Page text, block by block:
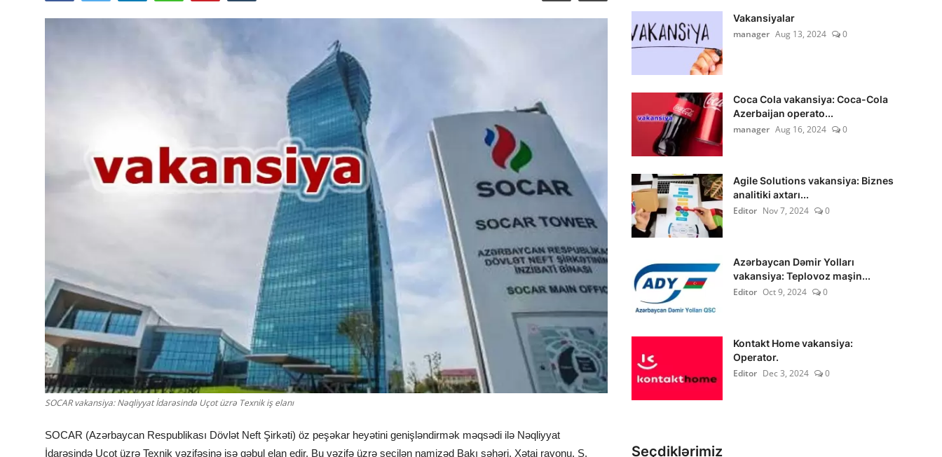
SOCAR vakansiya: Nəqliyyat İdarəsində Uçot üzrə Texnik iş elanı
SOCAR (Azərbaycan Respublikası Dövlət Neft Şirkəti) öz peşəkar heyətini genişləndirmək məqsədi ilə Nəqliyyat
İdarəsində Uçot üzrə Texnik vəzifəsinə işə qəbul elan edir. Bu vəzifə üzrə seçilən namizəd Bakı şəhəri, Xətai rayonu, S.
Vakansiyalar
manager Aug 13, 2024 0
Coca Cola vakansiya: Coca-Cola
Azerbaijan operato...
manager Aug 16, 2024 0
Agile Solutions vakansiya: Biznes
analitiki axtarı...
Editor Nov 7, 2024 0
Azərbaycan Dəmir Yolları
vakansiya: Teplovoz maşin...
Editor Oct 9, 2024 0
Kontakt Home vakansiya:
Operator.
Editor Dec 3, 2024 0
Seçdiklərimiz